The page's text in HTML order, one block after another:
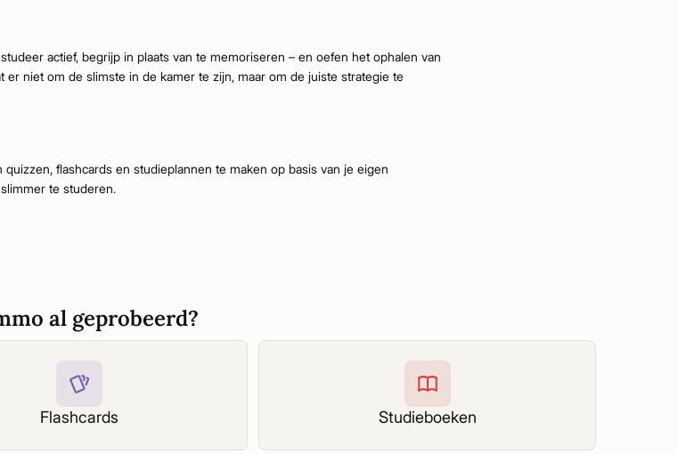
actief, begrijp in plaats van te memoriseren – en oefen het ophalen van
niet om de slimste in de kamer te zijn, maar om de juiste strategie te
flashcards en studieplannen te maken op basis van je eigen
te studeren.
al geprobeerd?
Flashcards Studieboeken